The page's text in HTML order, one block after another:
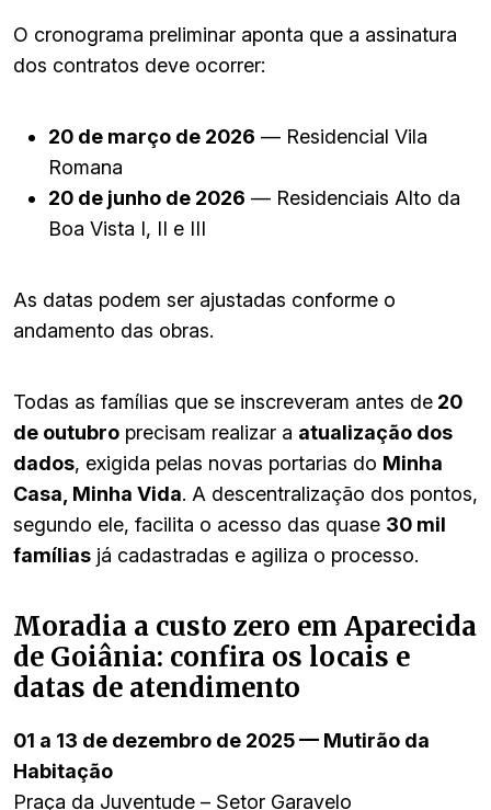
O cronograma preliminar aponta que a assinatura
dos contratos deve ocorrer:
20 de março de 2026 — Residencial Vila
Romana
20 de junho de 2026 — Residenciais Alto da
Boa Vista I, II e III
As datas podem ser ajustadas conforme o
andamento das obras.
Todas as famílias que se inscreveram antes de 20
de outubro precisam realizar a atualização dos
dados, exigida pelas novas portarias do Minha
Casa, Minha Vida. A descentralização dos pontos,
segundo ele, facilita o acesso das quase 30 mil
famílias já cadastradas e agiliza o processo.
Moradia a custo zero em Aparecida
de Goiânia: confira os locais e
datas de atendimento
01 a 13 de dezembro de 2025 — Mutirão da
Habitação
Praça da Juventude – Setor Garavelo